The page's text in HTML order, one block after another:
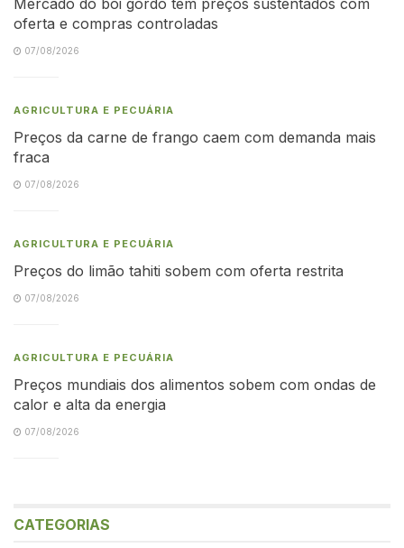
oferta e compras controladas
07/08/2026
AGRICULTURA E PECUÁRIA
Preços da carne de frango caem com demanda mais
fraca
07/08/2026
AGRICULTURA E PECUÁRIA
Preços do limão tahiti sobem com oferta restrita
07/08/2026
AGRICULTURA E PECUÁRIA
Preços mundiais dos alimentos sobem com ondas de
calor e alta da energia
07/08/2026
CATEGORIAS